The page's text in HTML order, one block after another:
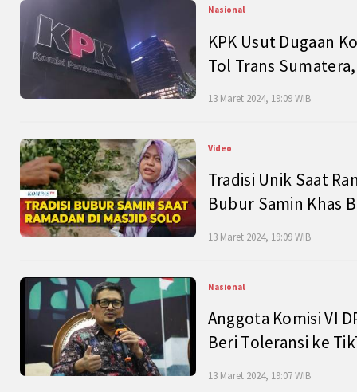
Nasional
KPK Usut Dugaan
Tol Trans
13 Maret 2024, 19:09 WIB
Video
Tradisi Unik Saat
Bubur Samin Khas
13 Maret 2024, 19:09 WIB
Nasional
Anggota Komisi VI
Beri Toleransi ke
13 Maret 2024, 19:07 WIB